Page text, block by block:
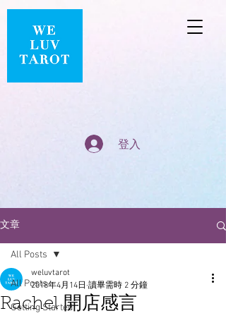
登入
文章
All Posts
Getting Started
All Posts
Rachel 開店感言
weluvtarot
2018年4月14日 讀畢需時 2 分鐘